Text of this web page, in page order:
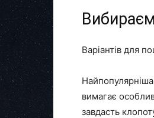
Варіантів для
вимагає
завдасть